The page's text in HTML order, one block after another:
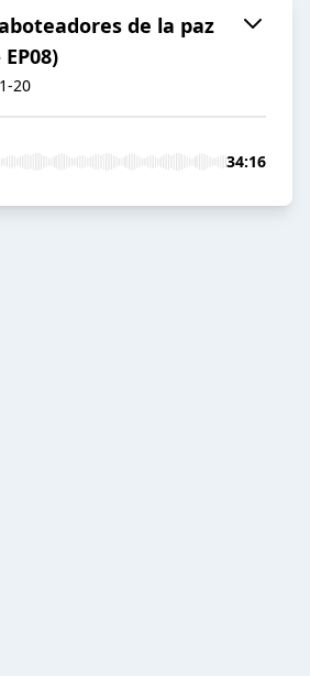
de la paz
20
34:16